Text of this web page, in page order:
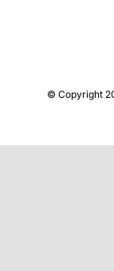
© Copyright